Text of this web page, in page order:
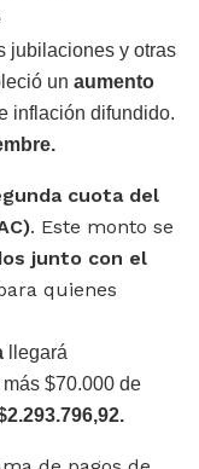
jubilaciones y otras
un aumento
inflación difundido.
cuota del
. Este monto se
junto con el
quienes
llegará
$70.000 de